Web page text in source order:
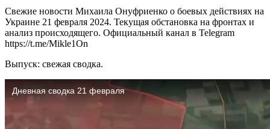
Свежие новости Михаила Онуфриенко о боевых действиях на
Украине 21 февраля 2024. Текущая обстановка на фронтах и
анализ происходящего. Официальный канал в Telegram
https://t.me/Mikle1On
Выпуск: свежая сводка.